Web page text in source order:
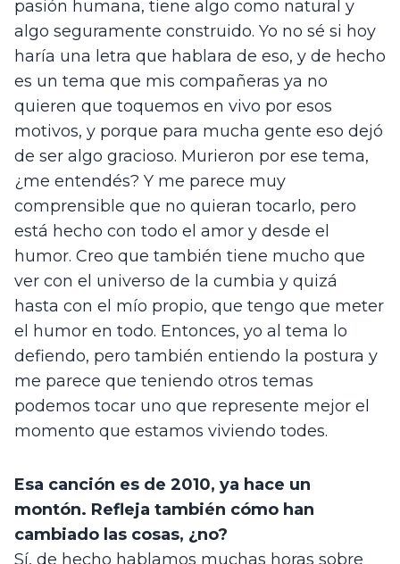
pasión humana, tiene algo como natural y
algo seguramente construido. Yo no sé si hoy
haría una letra que hablara de eso, y de hecho
es un tema que mis compañeras ya no
quieren que toquemos en vivo por esos
motivos, y porque para mucha gente eso dejó
de ser algo gracioso. Murieron por ese tema,
¿me entendés? Y me parece muy
comprensible que no quieran tocarlo, pero
está hecho con todo el amor y desde el
humor. Creo que también tiene mucho que
ver con el universo de la cumbia y quizá
hasta con el mío propio, que tengo que meter
el humor en todo. Entonces, yo al tema lo
defiendo, pero también entiendo la postura y
me parece que teniendo otros temas
podemos tocar uno que represente mejor el
momento que estamos viviendo todes.
Esa canción es de 2010, ya hace un
montón. Refleja también cómo han
cambiado las cosas, ¿no?
Sí, de hecho hablamos muchas horas sobre